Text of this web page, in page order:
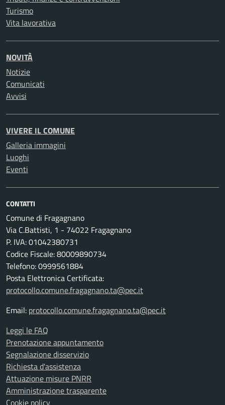
Turismo
Vita lavorativa
NOVITÀ
Notizie
Comunicati
Avvisi
VIVERE IL COMUNE
Galleria immagini
Luoghi
Eventi
CONTATTI
Comune di Fragagnano
Via C.Battisti, 1 - 74022 Fragagnano
P. IVA: 01042380731
Codice Fiscale: 80009890734
Telefono: 0999561884
Posta Elettronica Certificata:
protocollo.comune.fragagnano.ta@pec.it
Email: protocollo.comune.fragagnano.ta@pec.it
Leggi le FAQ
Prenotazione appuntamento
Segnalazione disservizio
Richiesta d'assistenza
Attuazione misure PNRR
Amministrazione trasparente
Cookie policy